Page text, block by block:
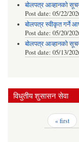
बोलपत्र आव्हानको
Post date: 05/22/
बोलपत्र स्वीकृत गर्ने
Post date: 05/20/
बोलपत्र आव्हानको
Post date: 05/13/
विधुतीय शुसासन सेवा
« first